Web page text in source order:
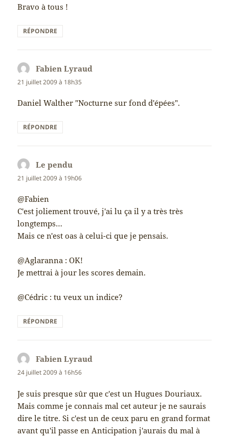
Bravo à tous !
RÉPONDRE
Fabien Lyraud
21 juillet 2009 à 18h35
Daniel Walther "Nocturne sur fond d'épées".
RÉPONDRE
Le pendu
21 juillet 2009 à 19h06
@Fabien
C'est joliement trouvé, j'ai lu ça il y a très très
longtemps…
Mais ce n'est oas à celui-ci que je pensais.
@Aglaranna : OK!
Je mettrai à jour les scores demain.
@Cédric : tu veux un indice?
RÉPONDRE
Fabien Lyraud
24 juillet 2009 à 16h56
Je suis presque sûr que c'est un Hugues Douriaux.
Mais comme je connais mal cet auteur je ne saurais
dire le titre. Si c'est un de ceux paru en grand format
avant qu'il passe en Anticipation j'aurais du mal à